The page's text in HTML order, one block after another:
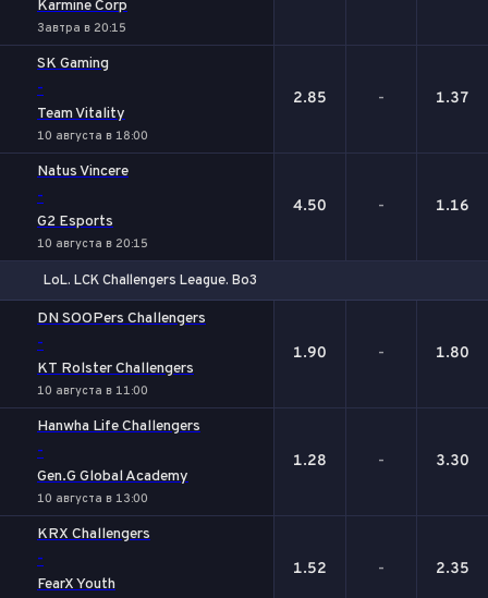
Karmine Corp
Завтра в 20:15
SK Gaming
-
Team Vitality
10 августа в 18:00
2.85 - 1.37
Natus Vincere
-
G2 Esports
10 августа в 20:15
4.50 - 1.16
LoL. LCK Challengers League. Bo3
DN SOOPers Challengers
-
KT Rolster Challengers
10 августа в 11:00
1.90 - 1.80
Hanwha Life Challengers
-
Gen.G Global Academy
10 августа в 13:00
1.28 - 3.30
KRX Challengers
-
FearX Youth
1.52 - 2.35